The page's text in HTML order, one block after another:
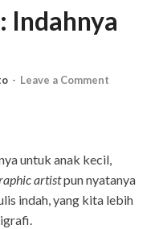
Indahnya
- Leave a Comment
untuk anak kecil,
artistpun nyatanya
indah, yang kita lebih